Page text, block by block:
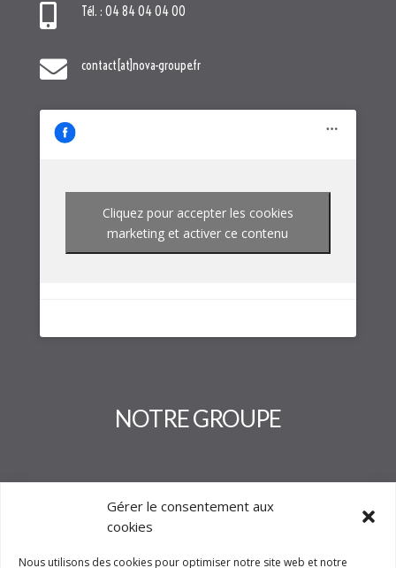
Gérer le consentement aux
cookies
Nous utilisons des cookies pour optimiser notre site web et notre
 Tél. : 04 84 04 04 00
 contact[at]nova-groupe.fr
Cliquez pour accepter les cookies
marketing et activer ce contenu
NOTRE GROUPE